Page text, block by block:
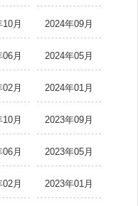
10月 2024年09月
06月 2024年05月
02月 2024年01月
10月 2023年09月
06月 2023年05月
02月 2023年01月